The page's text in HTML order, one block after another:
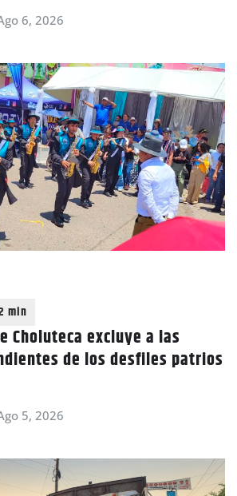
6, 2026
Choluteca excluye a las
de los desfiles patrios
5, 2026